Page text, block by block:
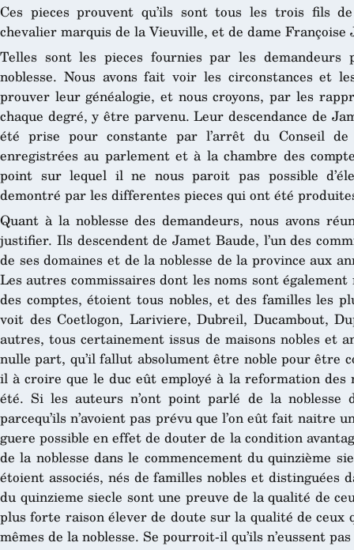
Ces pieces prouvent qu’ils sont tous les trois fils
chevalier marquis de la Vieuville, et de dame Françoise
Telles sont les pieces fournies par les
noblesse. Nous avons fait voir les circonstances et
prouver leur généalogie, et nous croyons, par les
chaque degré, y être parvenu. Leur descendance de
été prise pour constante par l’arrêt du Conseil
enregistrées au parlement et à la chambre des
point sur lequel il ne nous paroit pas possible
demontré par les differentes pieces qui ont été
Quant à la noblesse des demandeurs, nous avons
justifier. Ils descendent de Jamet Baude, l’un des
de ses domaines et de la noblesse de la province aux
Les autres commissaires dont les noms sont
des comptes, étoient tous nobles, et des familles les
voit des Coetlogon, Lariviere, Dubreil, Ducambout,
autres, tous certainement issus de maisons nobles et
nulle part, qu’il fallut absolument être noble pour être
il à croire que le duc eût employé à la reformation des
été. Si les auteurs n’ont point parlé de la noblesse
parcequ’ils n’avoient pas prévu que l’on eût fait naitre
guere possible en effet de douter de la condition
de la noblesse dans le commencement du quinzième
étoient associés, nés de familles nobles et distinguées
du quinzieme siecle sont une preuve de la qualité de
plus forte raison élever de doute sur la qualité de ceux
mêmes de la noblesse. Se pourroit-il qu’ils n’eussent